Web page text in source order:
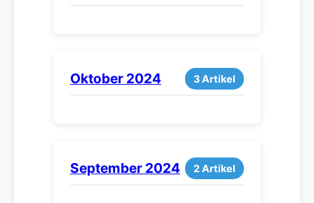
Oktober 2024 3 Artikel
September 2024 2 Artikel